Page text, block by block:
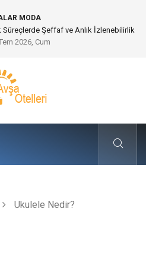
MODA
Süreçlerde Şeffaf ve Anlık İzlenebilirlik
2026, Cum
Ukulele Nedir?